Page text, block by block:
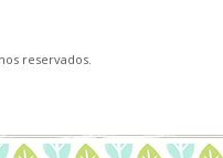
reservados.